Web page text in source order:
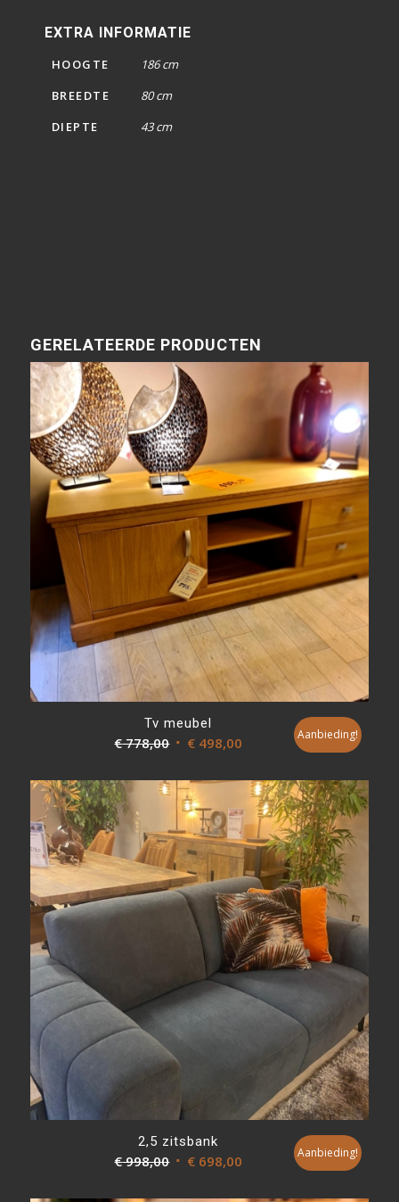
EXTRA INFORMATIE
HOOGTE
186 cm
BREEDTE
80 cm
DIEPTE
43 cm
GERELATEERDE PRODUCTEN
Tv meubel
€778,00 Oorspronkelijke
was:
€ 778,00.
€ 498,00
is:
€ 498,00.
Aanbieding!
2,5 zitsbank
€998,00 Oorspronkelijke
€ 698,00 Aanbieding!